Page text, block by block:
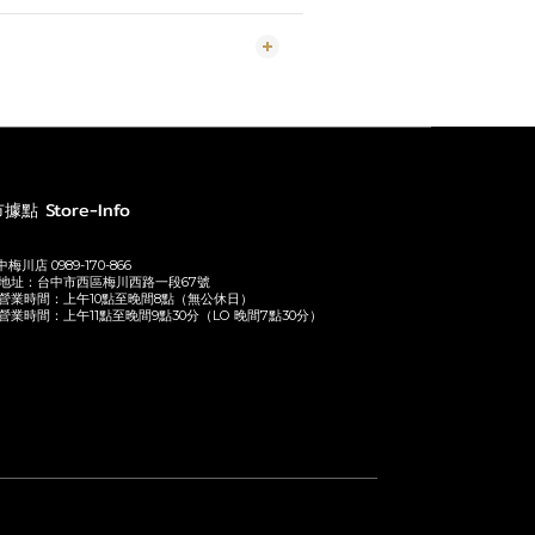
據點 Store-Info
梅川店 0989-170-866
址：台中市西區梅川西路一段67號
業時間：上午10點至晚間8點（無公休日）
業時間：上午11點至晚間9點30分（LO 晚間7點30分）